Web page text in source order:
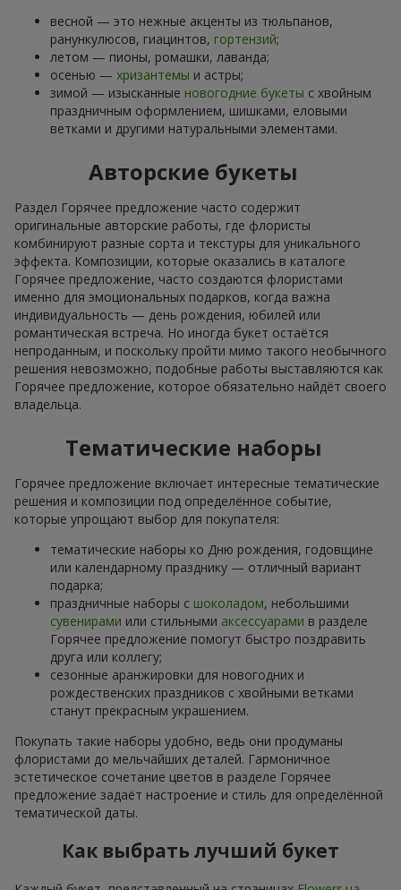
весной — это нежные акценты из тюльпанов,
ранункулюсов, гиацинтов, гортензий;
летом — пионы, ромашки, лаванда;
осенью — хризантемы и астры;
зимой — изысканные новогодние букеты с хвойным
праздничным оформлением, шишками, еловыми
ветками и другими натуральными элементами.
Авторские букеты
Раздел Горячее предложение часто содержит
оригинальные авторские работы, где флористы
комбинируют разные сорта и текстуры для уникального
эффекта. Композиции, которые оказались в каталоге
Горячее предложение, часто создаются флористами
именно для эмоциональных подарков, когда важна
индивидуальность — день рождения, юбилей или
романтическая встреча. Но иногда букет остаётся
непроданным, и поскольку пройти мимо такого необычного
решения невозможно, подобные работы выставляются как
Горячее предложение, которое обязательно найдёт своего
владельца.
Тематические наборы
Горячее предложение включает интересные тематические
решения и композиции под определённое событие,
которые упрощают выбор для покупателя:
тематические наборы ко Дню рождения, годовщине
или календарному празднику — отличный вариант
подарка;
праздничные наборы с шоколадом, небольшими
сувенирами или стильными аксессуарами в разделе
Горячее предложение помогут быстро поздравить
друга или коллегу;
сезонные аранжировки для новогодних и
рождественских праздников с хвойными ветками
станут прекрасным украшением.
Покупать такие наборы удобно, ведь они продуманы
флористами до мельчайших деталей. Гармоничное
эстетическое сочетание цветов в разделе Горячее
предложение задаёт настроение и стиль для определённой
тематической даты.
Как выбрать лучший букет